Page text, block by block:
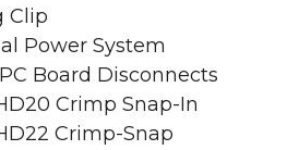
Clip
Power System
Board Disconnects
Crimp Snap-In
Crimp-Snap